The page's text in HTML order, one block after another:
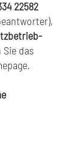
22582
das